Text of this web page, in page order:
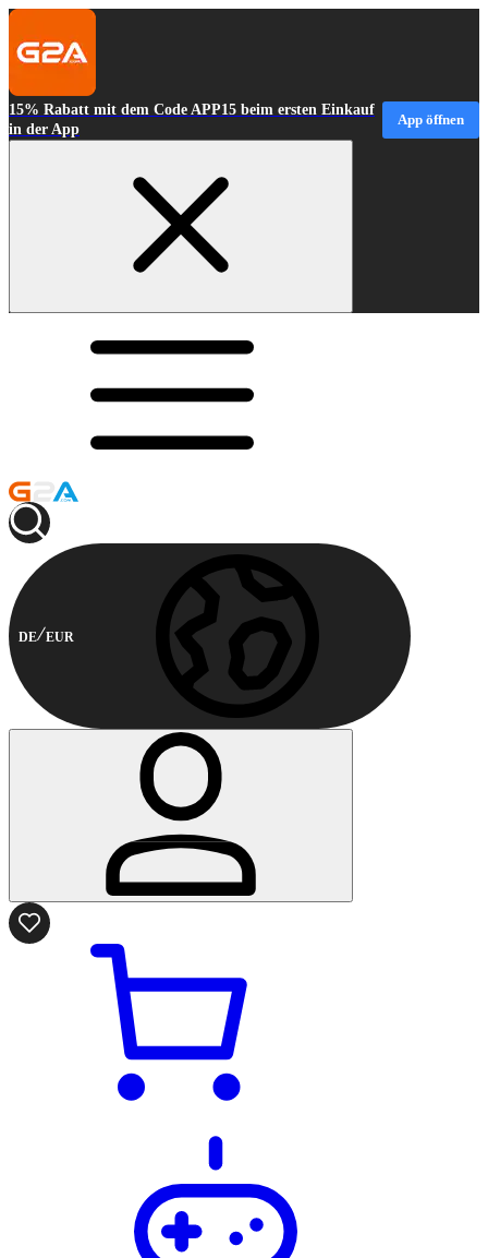
15% Rabatt mit dem Code APP15 beim ersten Einkauf
in der App
App öffnen
DE EUR